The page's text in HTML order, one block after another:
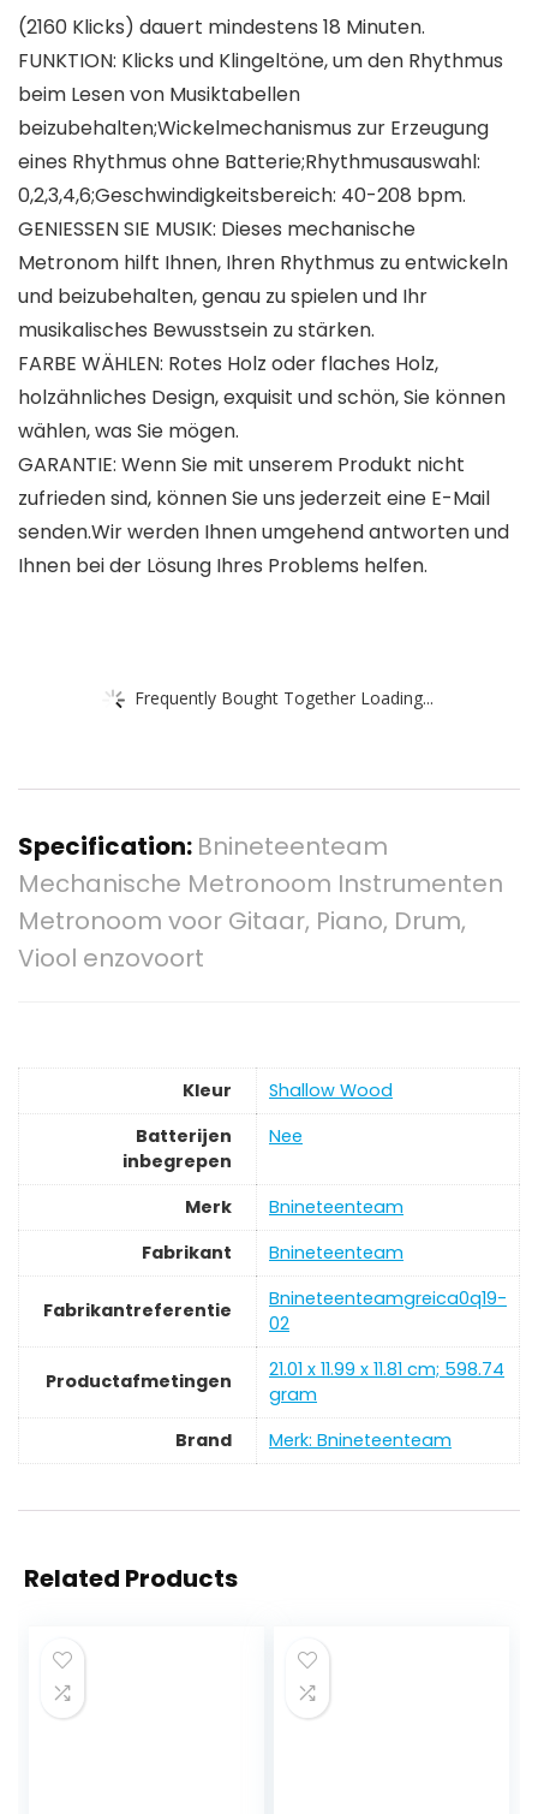
(2160 Klicks) dauert mindestens 18 Minuten.
FUNKTION: Klicks und Klingeltöne, um den Rhythmus
beim Lesen von Musiktabellen
beizubehalten;Wickelmechanismus zur Erzeugung
eines Rhythmus ohne Batterie;Rhythmusauswahl:
0,2,3,4,6;Geschwindigkeitsbereich: 40-208 bpm.
GENIESSEN SIE MUSIK: Dieses mechanische
Metronom hilft Ihnen, Ihren Rhythmus zu entwickeln
und beizubehalten, genau zu spielen und Ihr
musikalisches Bewusstsein zu stärken.
FARBE WÄHLEN: Rotes Holz oder flaches Holz,
holzähnliches Design, exquisit und schön, Sie können
wählen, was Sie mögen.
GARANTIE: Wenn Sie mit unserem Produkt nicht
zufrieden sind, können Sie uns jederzeit eine E-Mail
senden.Wir werden Ihnen umgehend antworten und
Ihnen bei der Lösung Ihres Problems helfen.
Frequently Bought Together Loading...
Specification: Bnineteenteam
Mechanische Metronoom Instrumenten
Metronoom voor Gitaar, Piano, Drum,
Viool enzovoort
Kleur
‎Shallow Wood
Batterijen
inbegrepen
‎Nee
Merk
‎Bnineteenteam
Fabrikant
‎Bnineteenteam
Fabrikantreferentie
‎Bnineteenteamgreica0q19-
02
Productafmetingen
‎21.01 x 11.99 x 11.81 cm; 598.74
gram
Brand
Merk: Bnineteenteam
Related Products